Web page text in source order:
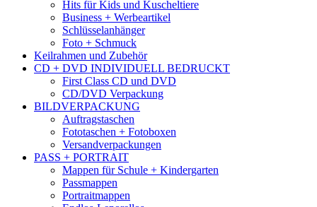
Hits für Kids und Kuscheltiere
Business + Werbeartikel
Schlüsselanhänger
Foto + Schmuck
Keilrahmen und Zubehör
CD + DVD INDIVIDUELL BEDRUCKT
First Class CD und DVD
CD/DVD Verpackung
BILDVERPACKUNG
Auftragstaschen
Fototaschen + Fotoboxen
Versandverpackungen
PASS + PORTRAIT
Mappen für Schule + Kindergarten
Passmappen
Portraitmappen